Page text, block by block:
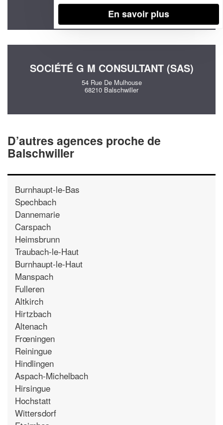
68210 Balschwiller
SOCIÉTÉ G M CONSULTANT (SAS)
54 Rue De Mulhouse
68210 Balschwiller
D’autres agences proche de
Balschwiller
Burnhaupt-le-Bas
Spechbach
Dannemarie
Carspach
Heimsbrunn
Traubach-le-Haut
Burnhaupt-le-Haut
Manspach
Fulleren
Altkirch
Hirtzbach
Altenach
Frœningen
Reiningue
Hindlingen
Aspach-Michelbach
Hirsingue
Hochstatt
Wittersdorf
En savoir plus